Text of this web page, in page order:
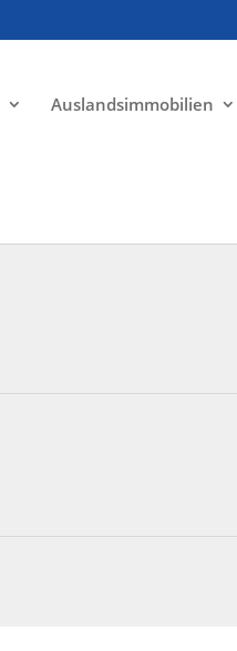
Auslandsimmobilien